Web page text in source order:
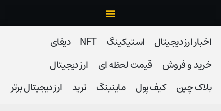
اخبار ارز دیجیتال استیکینگ NFT
دیفای
خرید و فروش
قیمت لحظه ای
ارز دیجیتال
بلاک‌ چین
کیف پول ماینینگ ترید ارز دیجیتال برتر